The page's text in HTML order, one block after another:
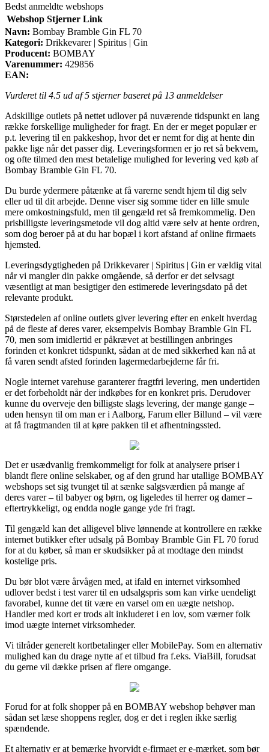
Bedst anmeldte webshops
Webshop Stjerner Link
Navn: Bombay Bramble Gin FL 70
Kategori: Drikkevarer | Spiritus | Gin
Producent: BOMBAY
Varenummer: 429856
EAN:
Vurderet til 4.5 ud af 5 stjerner baseret på 13 anmeldelser
Adskillige outlets på nettet udlover på nuværende tidspunkt en lang
række forskellige muligheder for fragt. En der er meget populær er
p.t. levering til en pakkeshop, hvor det er nemt for dig at hente din
pakke lige når det passer dig. Leveringsformen er jo ret så bekvem,
og ofte tilmed den mest betalelige mulighed for levering ved køb af
Bombay Bramble Gin FL 70.
Du burde ydermere påtænke at få varerne sendt hjem til dig selv
eller ud til dit arbejde. Denne viser sig somme tider en lille smule
mere omkostningsfuld, men til gengæld ret så fremkommelig. Den
prisbilligste leveringsmetode vil dog altid være selv at hente ordren,
som dog beroer på at du har bopæl i kort afstand af online firmaets
hjemsted.
Leveringsdygtigheden på Drikkevarer | Spiritus | Gin er vældig vital
når vi mangler din pakke omgående, så derfor er det selvsagt
væsentligt at man besigtiger den estimerede leveringsdato på det
relevante produkt.
Størstedelen af online outlets giver levering efter en enkelt hverdag
på de fleste af deres varer, eksempelvis Bombay Bramble Gin FL
70, men som imidlertid er påkrævet at bestillingen anbringes
forinden et konkret tidspunkt, sådan at de med sikkerhed kan nå at
få varen sendt afsted forinden lagermedarbejderne får fri.
Nogle internet varehuse garanterer fragtfri levering, men undertiden
er det forbeholdt når der indkøbes for en konkret pris. Derudover
kunne du overveje den billigste slags levering, der mange gange –
uden hensyn til om man er i Aalborg, Farum eller Billund – vil være
at få fragtmanden til at køre pakken til et afhentningssted.
Det er usædvanlig fremkommeligt for folk at analysere priser i
blandt flere online selskaber, og af den grund har utallige BOMBAY
webshops set sig tvunget til at sænke salgsværdien på mange af
deres varer – til babyer og børn, og ligeledes til herrer og damer –
eftertrykkeligt, og endda nogle gange yde fri fragt.
Til gengæld kan det alligevel blive lønnende at kontrollere en række
internet butikker efter udsalg på Bombay Bramble Gin FL 70 forud
for at du køber, så man er skudsikker på at modtage den mindst
kostelige pris.
Du bør blot være årvågen med, at ifald en internet virksomhed
udlover bedst i test varer til en udsalgspris som kan virke uendeligt
favorabel, kunne det tit være en varsel om en uægte netshop.
Handler med kort er trods alt inkluderet i en lov, som værner folk
imod uægte internet virksomheder.
Vi tilråder generelt kortbetalinger eller MobilePay. Som en alternativ
mulighed kan du drage nytte af et tilbud fra f.eks. ViaBill, forudsat
du gerne vil dække prisen af flere omgange.
Forud for at folk shopper på en BOMBAY webshop behøver man
sådan set læse shoppens regler, dog er det i reglen ikke særlig
spændende.
Et alternativ er at bemærke hvorvidt e-firmaet er e-mærket, som bør